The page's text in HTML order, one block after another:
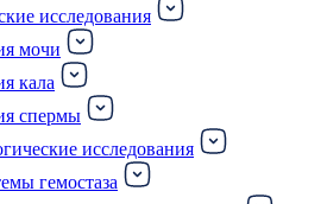
исследования
мочи
кала
спермы
исследования
гемостаза